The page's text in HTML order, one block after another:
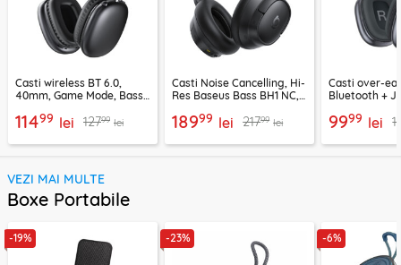
Casti wireless BT 6.0,
40mm, Game Mode, Bass
11499 lei 12799 lei
Casti Noise Cancelling, Hi-
Res Baseus Bass BH1 NC,
18999 lei 21799 lei
Casti over-
Bluetooth +
9999 lei
VEZI MAI MULTE
Boxe Portabile
-19% -23% -6%